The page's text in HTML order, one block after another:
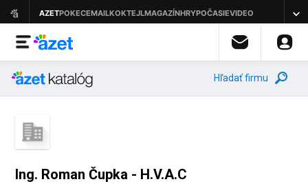
Hľadať firmu
Ing. Roman Čupka - H.V.A.C